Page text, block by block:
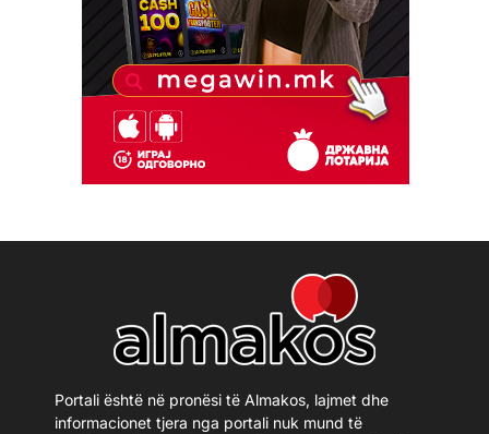
Portali është në pronësi të Almakos, lajmet dhe
informacionet tjera nga portali nuk mund të